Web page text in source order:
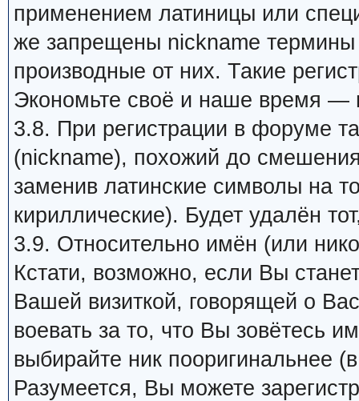
применением латиницы или
же запрещены nickname
производные от них. Такие
Экономьте своё и наше время —
3.8. При регистрации в форуме
(nickname), похожий до
заменив латинские символы на
кириллические). Будет удалён
3.9. Относительно имён (или
Кстати, возможно, если Вы
Вашей визиткой, говорящей о
воевать за то, что Вы зовётесь
выбирайте ник пооригинальнее
Разумеется, Вы можете